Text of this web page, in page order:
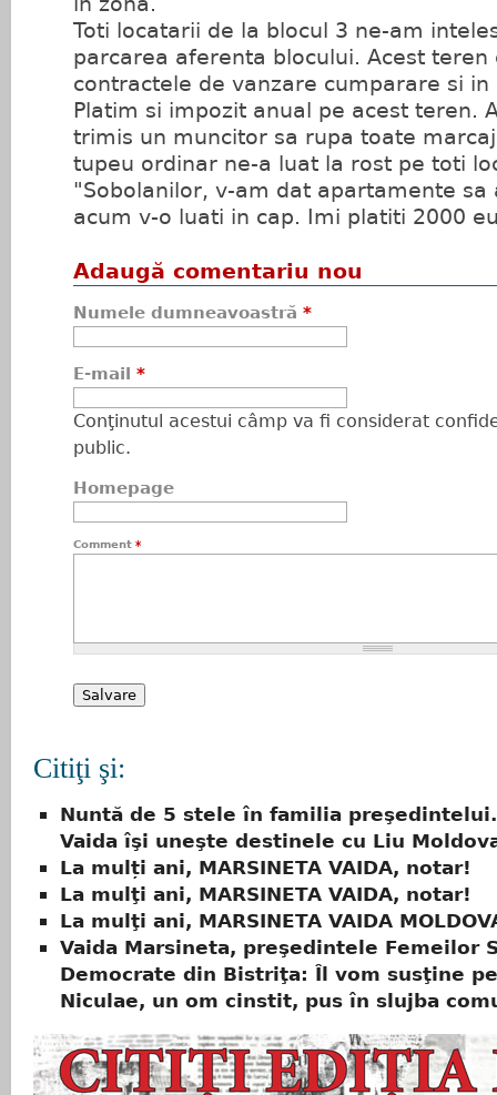
Toti locatarii de la blocul 3 ne-am
parcarea aferenta blocului. Acest teren
contractele de vanzare cumparare si in
Platim si impozit anual pe acest teren.
trimis un muncitor sa rupa toate
tupeu ordinar ne-a luat la rost pe toti
"Sobolanilor, v-am dat apartamente sa
acum v-o luati in cap. Imi platiti 2000
Adaugă comentariu nou
Numele dumneavoastră *
E-mail *
Conţinutul acestui câmp va fi considerat
public.
Homepage
Comment *
Citiţi şi:
Nuntă de 5 stele în familia
Vaida îşi uneşte destinele cu Liu
La mulți ani, MARSINETA VAIDA, notar!
La mulţi ani, MARSINETA VAIDA, notar!
La mulţi ani, MARSINETA VAIDA
Vaida Marsineta, preşedintele Femeilor
Democrate din Bistriţa: Îl vom susţine
Niculae, un om cinstit, pus în slujba